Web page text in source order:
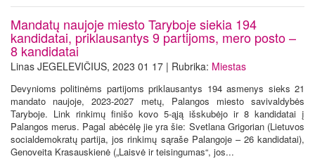
Mandatų naujoje miesto Taryboje siekia 194
kandidatai, priklausantys 9 partijoms, mero posto –
8 kandidatai
Linas JEGELEVIČIUS, 2023 01 17 | Rubrika: Miestas
Devynioms politinėms partijoms priklausantys 194 asmenys sieks 21
mandato naujoje, 2023-2027 metų, Palangos miesto savivaldybės
Taryboje. Link rinkimų finišo kovo 5-ąją išskubėjo ir 8 kandidatai į
Palangos merus. Pagal abėcėlę jie yra šie: Svetlana Grigorian (Lietuvos
socialdemokratų partija, jos rinkimų sąraše Palangoje – 26 kandidatai),
Genoveita Krasauskienė („Laisvė ir teisingumas“, jos...